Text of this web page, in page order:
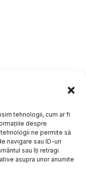
tehnologii, cum ar fi
despre
ne permite să
navigare sau ID-uri
sau îți retragi
asupra unor anumite